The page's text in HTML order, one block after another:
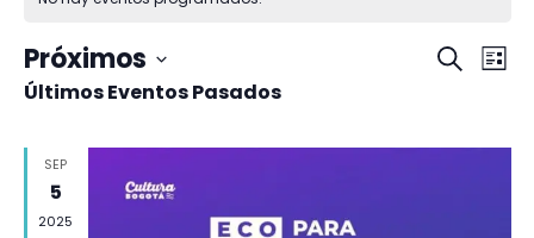
BuscarLista
Próximos
Selecciona
fecha.
Últimos Eventos Pasados
SEP
5
2025